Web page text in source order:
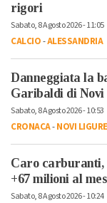
rigori
Sabato, 8 Agosto 2026 - 11:05
CALCIO-ALESSANDRIA
Danneggiata la
Garibaldi di
Sabato, 8 Agosto 2026 - 10:53
CRONACA-NOVI LIGURE
Caro carburanti,
+67 milioni al
Sabato, 8 Agosto 2026 - 10:24